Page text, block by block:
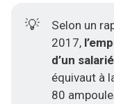
💡
Selon un
2017,
d’un
équivaut à
80